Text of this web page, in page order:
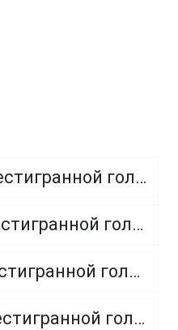
Болт с шестигранной головкой, полная резьба, класс прочности 8.8
Болт с шестигранной головкой, полная резьба, класс прочности 4.8 и 5.8
Болт с шестигранной головкой, полная резьба, из нержавеющей стали A2 и A4
Болт с шестигранной головкой, неполная резьба, класс прочности 5.8